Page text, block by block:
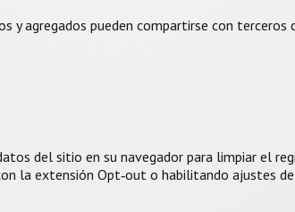
agregados pueden compartirse con
del sitio en su navegador para limpiar el
la extensión Opt‑out o habilitando ajustes